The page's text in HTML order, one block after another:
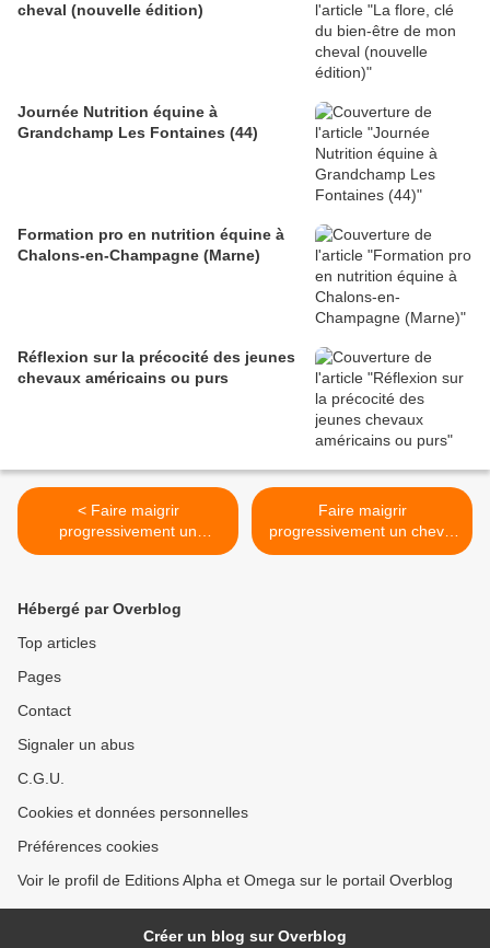
cheval (nouvelle édition)
Journée Nutrition équine à
Grandchamp Les Fontaines (44)
Formation pro en nutrition équine à
Chalons-en-Champagne (Marne)
Réflexion sur la précocité des jeunes
chevaux américains ou purs
< Faire maigrir
progressivement un
cheval : 3 les principes
Faire maigrir
progressivement un cheval
au pré. 5. Les pièges >
Hébergé par Overblog
Top articles
Pages
Contact
Signaler un abus
C.G.U.
Cookies et données personnelles
Préférences cookies
Voir le profil de Editions Alpha et Omega sur le portail Overblog
Créer un blog sur Overblog